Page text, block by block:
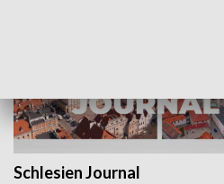
Schlesien Journal